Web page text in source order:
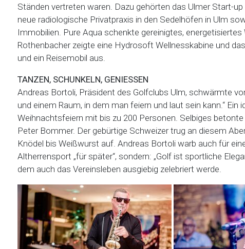
Ständen vertreten waren. Dazu gehörten das Ulmer Start-
neue radiologische Privatpraxis in den Sedelhöfen in Ulm
Immobilien. Pure Aqua schenkte gereinigtes,
Rothenbacher zeigte eine Hydrosoft Wellnesskabine und
und ein Reisemobil aus.
TANZEN, SCHUNKELN, GENIESSEN
Andreas Bortoli, Präsident des Golfclubs Ulm, schwärmte
und einem Raum, in dem man feiern und laut sein kann.“
Weihnachtsfeiern mit bis zu 200 Personen. Selbiges
Peter Bommer. Der gebürtige Schweizer trug an diesem
Knödel bis Weißwurst auf. Andreas Bortoli warb auch für
Altherrensport „für später“, sondern: „Golf ist sportliche
dem auch das Vereinsleben ausgiebig zelebriert werde.